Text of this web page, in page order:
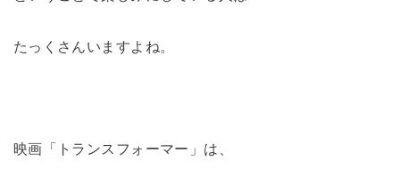
たっくさんいますよね。
映画「トランスフォーマー」は、